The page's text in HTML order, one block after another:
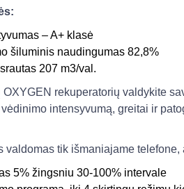
– A+ klasė
šiluminis naudingumas 82,8%
207 m3/val.
OXYGEN rekuperatorių valdykite
intensyvumą, greitai ir
valdomas tik išmaniajame
5% žingsniu 30-100% intervale